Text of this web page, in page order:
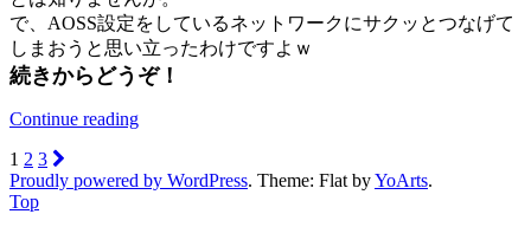
で、AOSS設定をしているネットワークにサクッとつなげて
しまおうと思い立ったわけですよｗ
続きからどうぞ！
Continue reading
1 2 3
Proudly powered by WordPress. Theme: Flat byYoArts.
Top